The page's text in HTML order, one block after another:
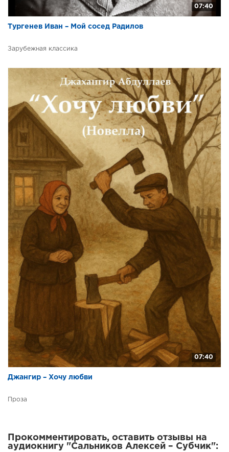
07:40
Тургенев Иван – Мой сосед Радилов
Зарубежная классика
07:40
Джангир – Хочу любви
Проза
Прокомментировать, оставить отзывы на
аудиокнигу "Сальников Алексей – Субчик":